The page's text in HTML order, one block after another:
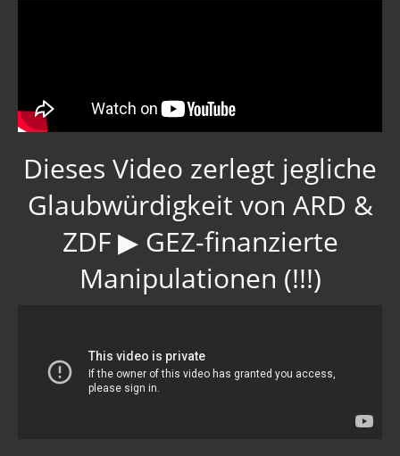
Mark Passio
Außerirdische?
Vergangenheit
Zeitgeschichte
Neues Bewußtsein
Satanischer Kalender
Dieses Video zerlegt jegliche
Glaubwürdigkeit von ARD &
ZDF ▶ GEZ-finanzierte
Manipulationen (!!!)